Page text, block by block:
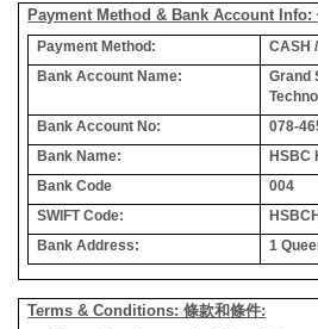
Payment Method & Bank Account Info:
Payment Method:
CASH
Bank Account Name:
Grand
Bank Account No:
078-
Bank Name:
HSBC
Bank Code
004
SWIFT Code:
Bank Address:
1
Terms & Conditions: 條款和條件: